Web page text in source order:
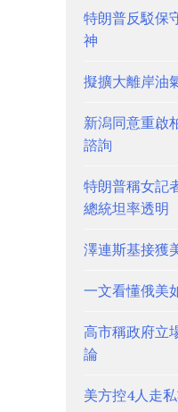
特朗普反駁保
神
擬擴大離岸油
新潟同意重啟
諮詢
特朗普稱女記
總統坦率透明
澤連斯基接獲
一文看懂俄美
高市稱政府立
論
美方控4人走